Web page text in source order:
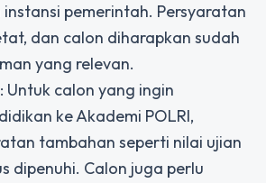
pemerintah. Persyaratan
dan calon diharapkan sudah
yang relevan.
Untuk calon yang ingin
ke Akademi POLRI,
tambahan seperti nilai ujian
dipenuhi. Calon juga perlu